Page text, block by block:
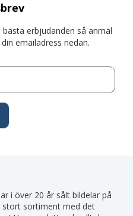
erbjudanden så anmäl
emailadress nedan.
i över 20 år sålt bildelar på
sortiment med det